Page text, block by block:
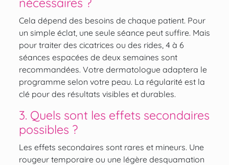
Cela dépend des besoins de chaque patient. Pour
un simple éclat, une seule séance peut suffire. Mais
pour traiter des cicatrices ou des rides, 4 à 6
séances espacées de deux semaines sont
recommandées. Votre dermatologue adaptera le
programme selon votre peau. La régularité est la
clé pour des résultats visibles et durables.
3. Quels sont les effets secondaires
possibles ?
Les effets secondaires sont rares et mineurs. Une
rougeur temporaire ou une légère desquamation